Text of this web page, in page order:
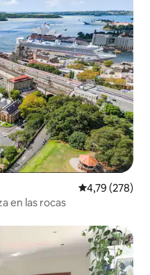
Calificación
4,79 (278)
en las rocas
destacados